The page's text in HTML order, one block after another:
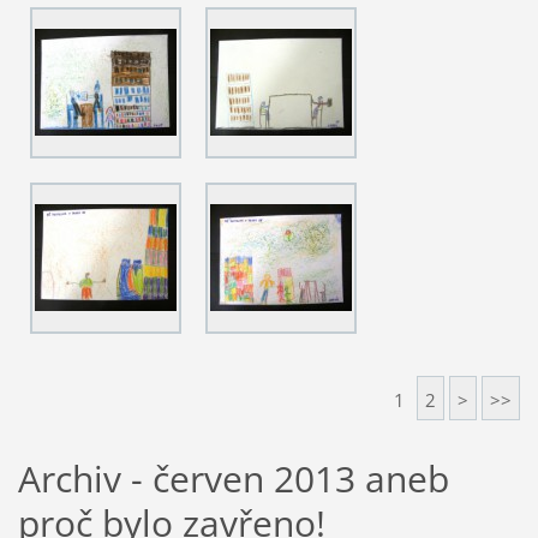
1 2 > >>
Archiv - červen 2013 aneb
proč bylo zavřeno!